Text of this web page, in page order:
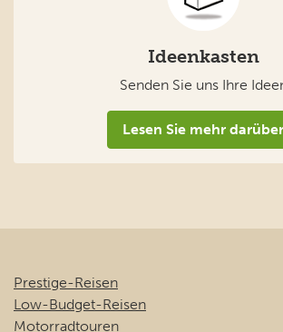
Ideenkasten
Senden Sie uns Ihre
Lesen Sie mehr darüber
Prestige-Reisen
Low-Budget-Reisen
Motorradtouren